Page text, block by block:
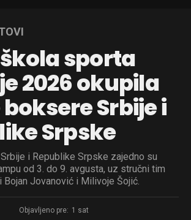
sporta
2026 okupila
Srbije i
Srpske
i Republike Srpske zajedno su
od 3. do 9. avgusta, uz stručni tim
Jovanović i Milivoje Šojić.
Objavljeno pre: 1 sat